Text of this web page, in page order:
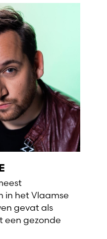
in het Vlaamse
gevat als
een gezonde